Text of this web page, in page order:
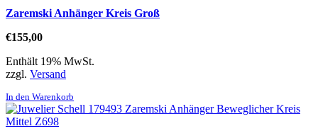
Zaremski Anhänger Kreis Groß
€155,00
Enthält 19% MwSt.
zzgl. Versand
In den Warenkorb